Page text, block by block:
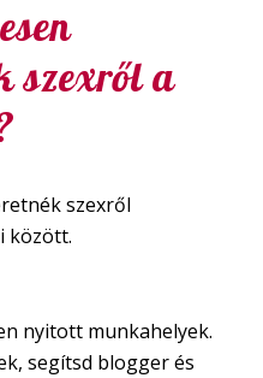
szexről a
szexről
között.
nyitott munkahelyek.
segítsd blogger és